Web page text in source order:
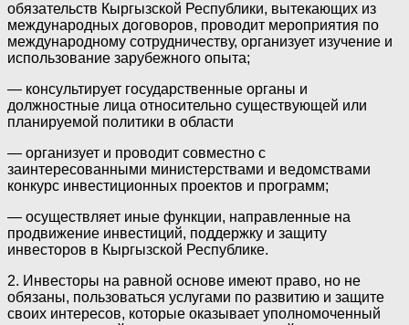
обязательств Кыргызской Республики, вытекающих из
международных договоров, проводит мероприятия по
международному сотрудничеству, организует изучение и
использование зарубежного опыта;
— консультирует государственные органы и
должностные лица относительно существующей или
планируемой политики в области
— организует и проводит совместно с
заинтересованными министерствами и ведомствами
конкурс инвестиционных проектов и программ;
— осуществляет иные функции, направленные на
продвижение инвестиций, поддержку и защиту
инвесторов в Кыргызской Республике.
2. Инвесторы на равной основе имеют право, но не
обязаны, пользоваться услугами по развитию и защите
своих интересов, которые оказывает уполномоченный